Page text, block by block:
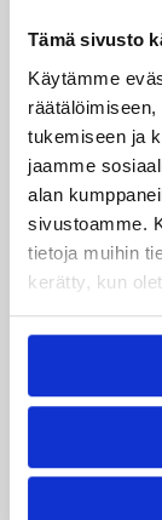
Tämä sivusto
Käytämme
tukemiseen ja
jaamme
alan
sivustoamme.
tietoja muihin
kerätty, kun
3×3-
Naisten
voittoa
joukkue